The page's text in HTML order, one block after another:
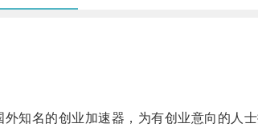
名的创业加速器，为有创业意向的人士